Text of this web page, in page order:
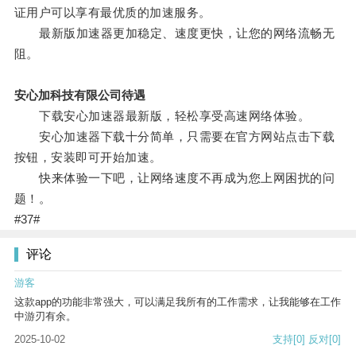
证用户可以享有最优质的加速服务。
最新版加速器更加稳定、速度更快，让您的网络流畅无
阻。
安心加科技有限公司待遇
下载安心加速器最新版，轻松享受高速网络体验。
安心加速器下载十分简单，只需要在官方网站点击下载
按钮，安装即可开始加速。
快来体验一下吧，让网络速度不再成为您上网困扰的问
题！。
#37#
评论
游客
这款app的功能非常强大，可以满足我所有的工作需求，让我能够在工作
中游刃有余。
2025-10-02
支持[0] 反对[0]